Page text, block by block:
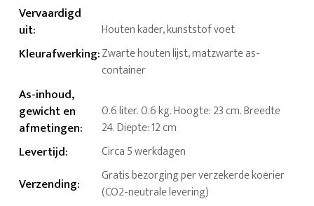
Vervaardigd
uit: Houten kader, kunststof voet
Kleurafwerking:Zwarte houten lijst, matzwarte as-
container
As-inhoud,
gewicht en
afmetingen:
0.6 liter. 0.6 kg. Hoogte: 23 cm. Breedte
24. Diepte: 12 cm
Levertijd: Circa 5 werkdagen
Verzending:
Gratis bezorging per verzekerde koerier
(CO2-neutrale levering)